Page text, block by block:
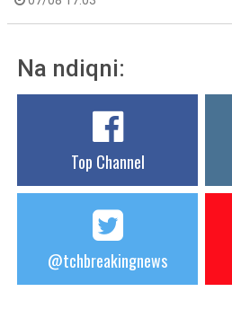
Na ndiqni:
Top Channel
@tchbreakingnews